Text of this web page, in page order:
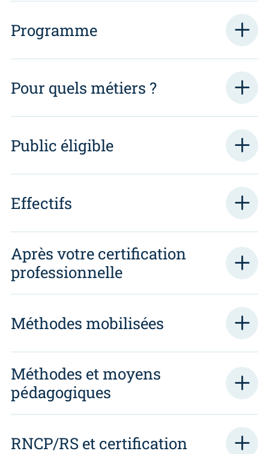
Programme
Pour quels métiers ?
Public éligible
Effectifs
Après votre certification
professionnelle
Méthodes mobilisées
Méthodes et moyens
pédagogiques
RNCP/RS et certification